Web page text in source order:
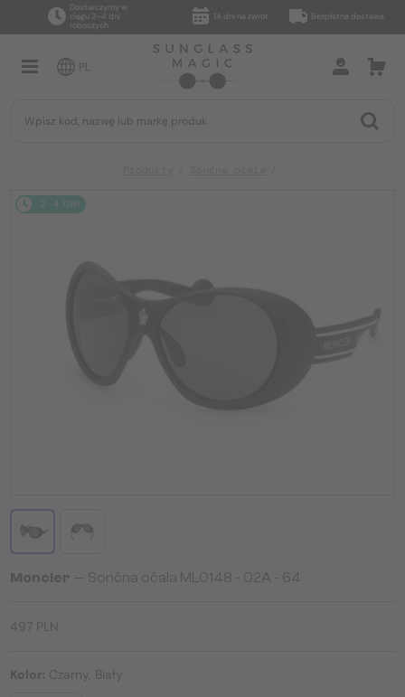
Dostarczymy w
ciągu 2–4 dni
roboczych
14 dni na zwrot Bezpłatna dostawa
PL
2-4 DNI
Moncler — Sončna očala ML0148 - 02A - 64
497 PLN
Kolor: Czarny, Biały